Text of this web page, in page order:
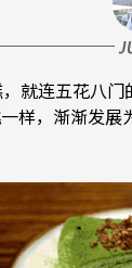
连五花八
样，渐渐发